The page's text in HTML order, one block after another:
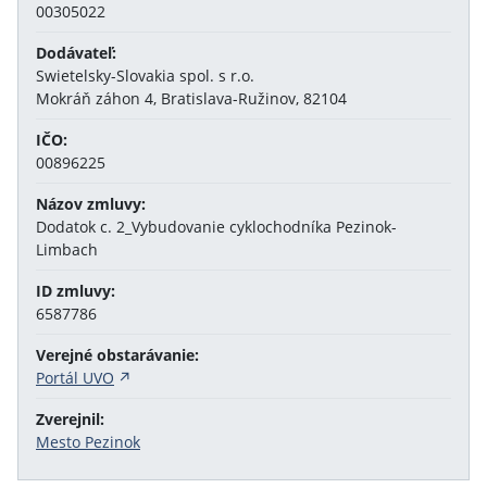
00305022
Dodávateľ:
Swietelsky-Slovakia spol. s r.o.
Mokráň záhon 4, Bratislava-Ružinov, 82104
IČO:
00896225
Názov zmluvy:
Dodatok c. 2_Vybudovanie cyklochodníka Pezinok-
Limbach
ID zmluvy:
6587786
Verejné obstarávanie:
Portál UVO
Zverejnil:
Mesto Pezinok